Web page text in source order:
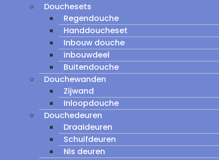
Douchesets
Regendouche
Handdoucheset
Inbouw douche
inbouwdeel
Buitendouche
Douchewanden
Zijwand
Inloopdouche
Douchedeuren
Draaideuren
Schuifdeuren
Nis deuren